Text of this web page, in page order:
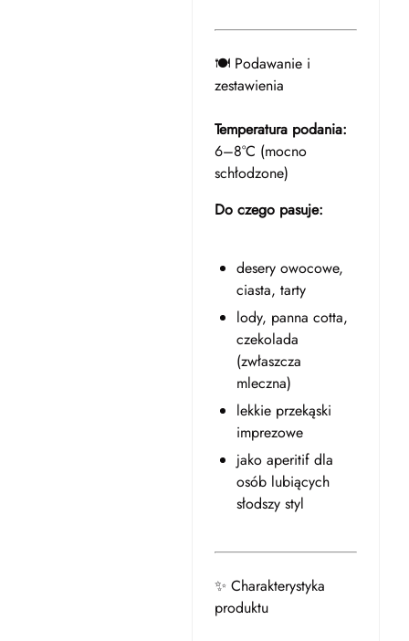
🍽️ Podawanie i
zestawienia
Temperatura podania:
6–8°C (mocno
schłodzone)
Do czego pasuje:
desery owocowe,
ciasta, tarty
lody, panna cotta,
czekolada
(zwłaszcza
mleczna)
lekkie przekąski
imprezowe
jako aperitif dla
osób lubiących
słodszy styl
✨ Charakterystyka
produktu